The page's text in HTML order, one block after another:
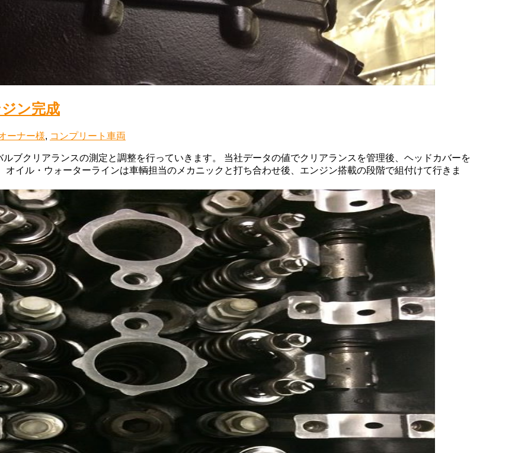
ン完成
ーナー様, コンプリート車両
ブクリアランスの測定と調整を行っていきます。 当社データの値でクリアランスを管理後、ヘッドカバーを
イル・ウォーターラインは車輌担当のメカニックと打ち合わせ後、エンジン搭載の段階で組付けて行きま